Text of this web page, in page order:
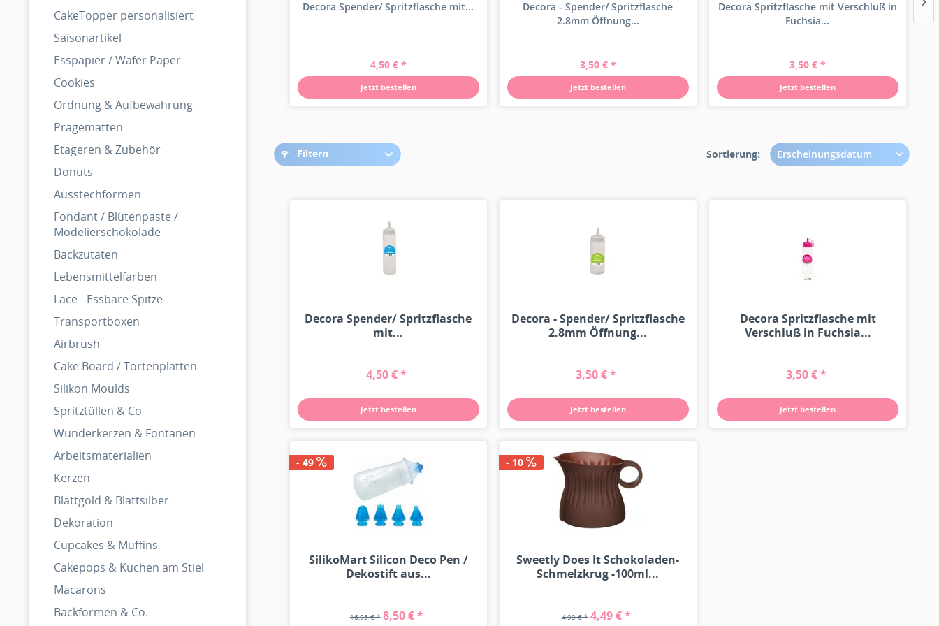
CakeTopper personalisiert
Saisonartikel
Esspapier / Wafer Paper
Cookies
Ordnung & Aufbewahrung
Prägematten
Etageren & Zubehör
Donuts
Ausstechformen
Fondant / Blütenpaste /
Modelierschokolade
Backzutaten
Lebensmittelfarben
Lace - Essbare Spitze
Transportboxen
Airbrush
Cake Board / Tortenplatten
Silikon Moulds
Spritztüllen & Co
Wunderkerzen & Fontänen
Arbeitsmaterialien
Kerzen
Blattgold & Blattsilber
Dekoration
Cupcakes & Muffins
Cakepops & Kuchen am Stiel
Macarons
Backformen & Co.
Decora Spender/ Spritzflasche mit...
4,50 € *
Jetzt bestellen
Decora - Spender/ Spritzflasche
2.8mm Öffnung...
3,50 € *
Jetzt bestellen
Decora Spritzflasche mit Verschluß in
Fuchsia...
3,50 € *
Jetzt bestellen
Filtern Sortierung: Erscheinungsdatum
Decora Spender/ Spritzflasche
mit...
4,50 € *
Jetzt bestellen
Decora - Spender/ Spritzflasche
2.8mm Öffnung...
3,50 € *
Jetzt bestellen
Decora Spritzflasche mit
Verschluß in Fuchsia...
3,50 € *
Jetzt bestellen
- 49
SilikoMart Silicon Deco Pen /
Dekostift aus...
16,95 € * 8,50 € *
- 10
Sweetly Does It Schokoladen-
Schmelzkrug -100ml...
4,99 € * 4,49 € *